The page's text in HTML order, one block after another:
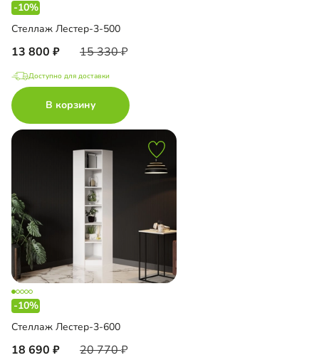
-10%
Стеллаж Лестер-3-500
13 800 15 330
Доступно для доставки
В корзину
-10%
Стеллаж Лестер-3-600
18 690 20 770